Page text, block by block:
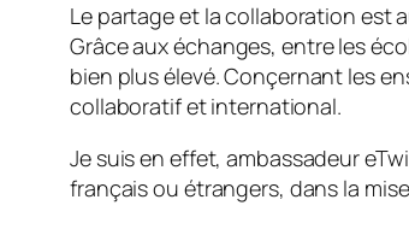
Le partage et la collaboration est
Grâce aux échanges, entre les
bien plus élevé. Conçernant les
collaboratif et international.
Je suis en effet, ambassadeur
français ou étrangers, dans la